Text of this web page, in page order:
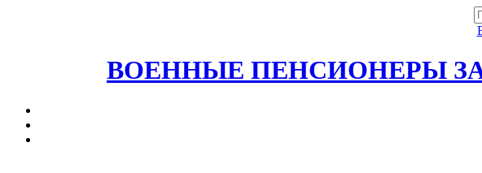
ВОЕННЫЕ ПЕНСИОНЕРЫ